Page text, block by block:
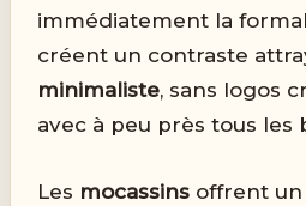
immédiatement la
créent un contraste
minimaliste, sans logos
avec à peu près tous les
Les mocassins offrent